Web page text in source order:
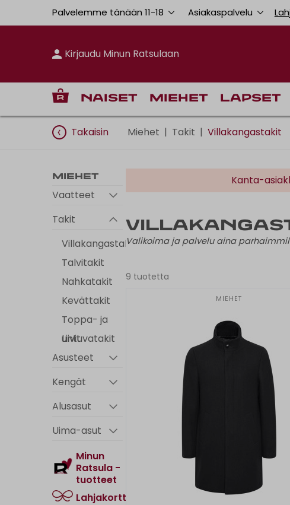
Palvelemme tänään 11-18 Asiakaspalvelu
Kirjaudu Minun Ratsulaan
Naiset Miehet Lapset
Takaisin Miehet | Takit | Villakangastakit
Miehet
Vaatteet
Takit
Villakangastakit
Talvitakit
Nahkatakit
Kevättakit
Toppa- ja
untuvatakit
Liivit
Asusteet
Kengät
Alusasut
Uima-asut
Minun
Ratsula -
tuotteet
Lahjakortti
Kanta-
Valikoima ja palvelu aina
9 tuotetta
MIEHET